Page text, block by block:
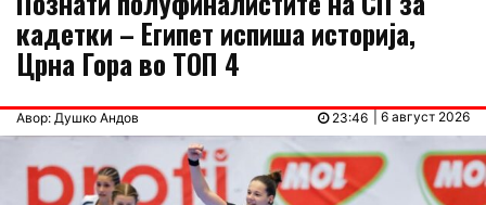
кадетки – Египет испиша историја,
Црна Гора во ТОП 4
Авор: Душко Андов | 6 август 2026
23:46